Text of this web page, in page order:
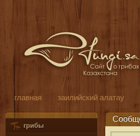
главная заилийский алатау
грибы